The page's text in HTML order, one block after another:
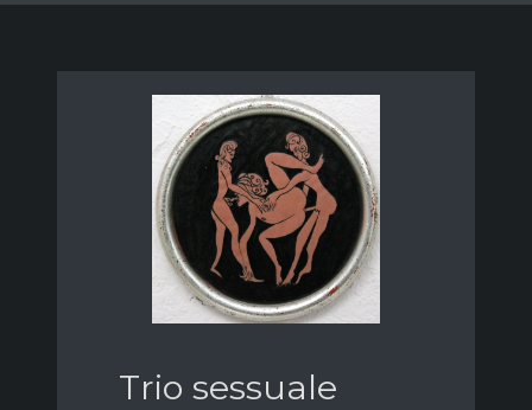
Trio sessuale